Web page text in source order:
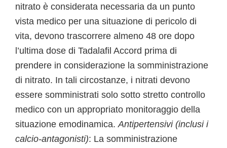
nitrato è considerata necessaria da un punto
vista medico per una situazione di pericolo di
vita, devono trascorrere almeno 48 ore dopo
l’ultima dose di Tadalafil Accord prima di
prendere in considerazione la somministrazione
di nitrato. In tali circostanze, i nitrati devono
essere somministrati solo sotto stretto controllo
medico con un appropriato monitoraggio della
situazione emodinamica.Antipertensivi (inclusi i
calcio-antagonisti): La somministrazione